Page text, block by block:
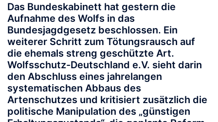
Das Bundeskabinett hat gestern die
Aufnahme des Wolfs in das
Bundesjagdgesetz beschlossen. Ein
weiterer Schritt zum Tötungsrausch auf
die ehemals streng geschützte Art.
Wolfsschutz-Deutschland e.V. sieht darin
den Abschluss eines jahrelangen
systematischen Abbaus des
Artenschutzes und kritisiert zusätzlich die
politische Manipulation des „günstigen